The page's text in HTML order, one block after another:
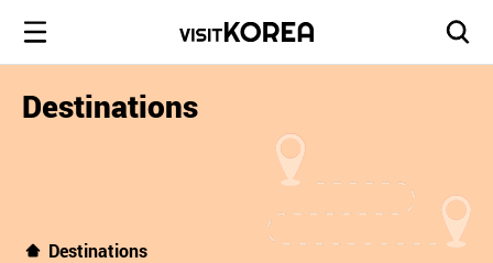
Destinations
Destinations